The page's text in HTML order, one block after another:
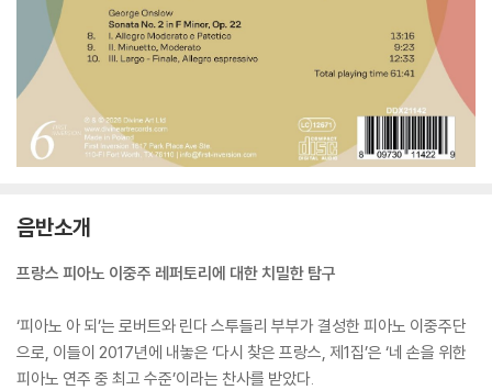
음반소개
프랑스 피아노 이중주 레퍼토리에 대한 치밀한 탐구
‘피아노 아 되’는 로버트와 린다 스투들리 부부가 결성한 피아노 이중주단
으로, 이들이 2017년에 내놓은 ‘다시 찾은 프랑스, 제1집’은 ‘네 손을 위한
피아노 연주 중 최고 수준’이라는 찬사를 받았다.